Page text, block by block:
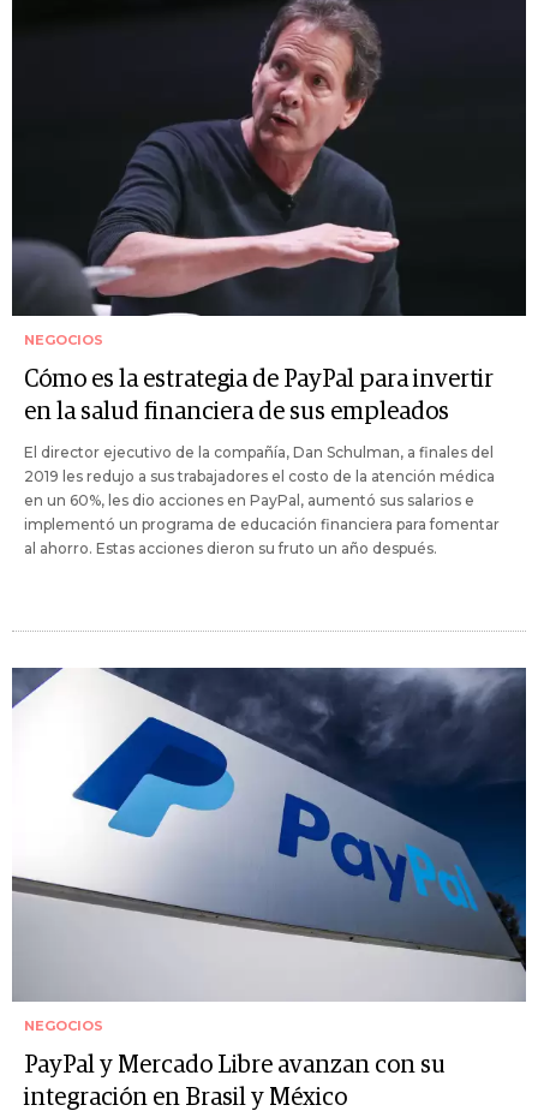
NEGOCIOS
Cómo es la estrategia de PayPal para invertir
en la salud financiera de sus empleados
El director ejecutivo de la compañía, Dan Schulman, a finales del
2019 les redujo a sus trabajadores el costo de la atención médica
en un 60%, les dio acciones en PayPal, aumentó sus salarios e
implementó un programa de educación financiera para fomentar
al ahorro. Estas acciones dieron su fruto un año después.
NEGOCIOS
PayPal y Mercado Libre avanzan con su
integración en Brasil y México